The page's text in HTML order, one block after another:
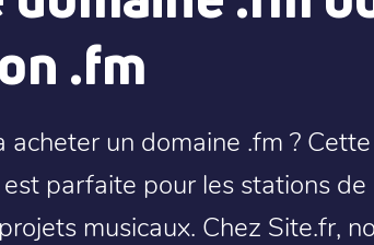
.fm
acheter un domaine .fm ?
parfaite pour les stations de
musicaux. Chez Site.fr,